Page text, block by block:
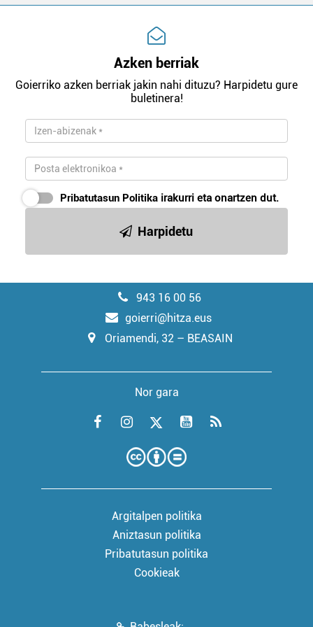
Azken berriak
Goierriko azken berriak jakin nahi dituzu? Harpidetu gure
buletinera!
Pribatutasun Politika irakurri eta onartzen dut.
Harpidetu
943 16 00 56
goierri@hitza.eus
Oriamendi, 32 – BEASAIN
Nor gara
Argitalpen politika
Aniztasun politika
Pribatutasun politika
Cookieak